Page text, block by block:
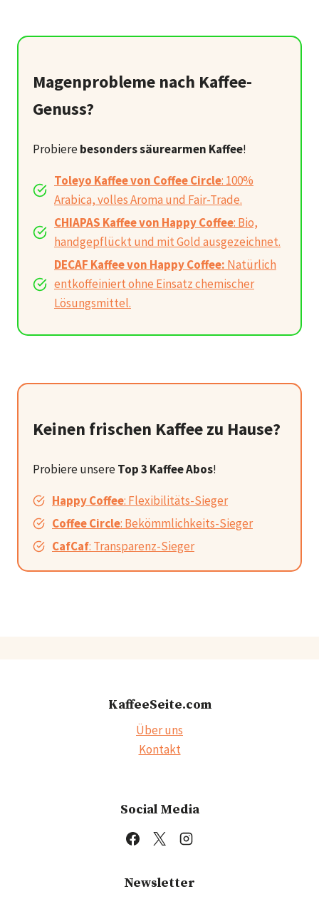
Magenprobleme nach Kaffee-
Genuss?
Probierebesonders säurearmen Kaffee!
Toleyo Kaffee von Coffee Circle: 100%
Arabica, volles Aroma und Fair-Trade.
CHIAPAS Kaffee von Happy Coffee: Bio,
handgepflückt und mit Gold ausgezeichnet.
DECAF Kaffee von Happy Coffee: Natürlich
entkoffeiniert ohne Einsatz chemischer
Lösungsmittel.
Keinen frischen Kaffee zu Hause?
Probiere unsereTop 3 Kaffee Abos!
Happy Coffee: Flexibilitäts-Sieger
Coffee Circle: Bekömmlichkeits-Sieger
CafCaf: Transparenz-Sieger
KaffeeSeite.com
Über uns
Kontakt
Social Media
Newsletter